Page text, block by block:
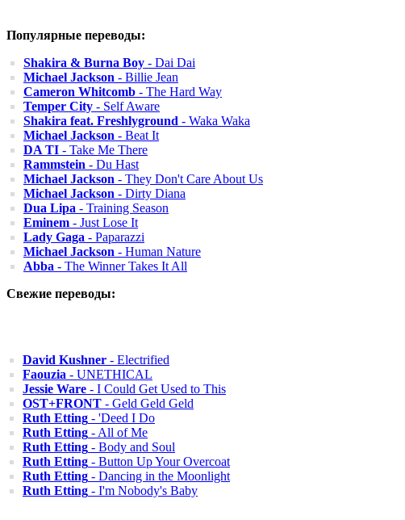
Популярные переводы:
Shakira & Burna Boy - Dai Dai
Michael Jackson - Billie Jean
Cameron Whitcomb - The Hard Way
Temper City - Self Aware
Shakira feat. Freshlyground - Waka Waka
Michael Jackson - Beat It
DA TI - Take Me There
Rammstein - Du Hast
Michael Jackson - They Don't Care About Us
Michael Jackson - Dirty Diana
Dua Lipa - Training Season
Eminem - Just Lose It
Lady Gaga - Paparazzi
Michael Jackson - Human Nature
Abba - The Winner Takes It All
Свежие переводы:
David Kushner - Electrified
Faouzia - UNETHICAL
Jessie Ware - I Could Get Used to This
OST+FRONT - Geld Geld Geld
Ruth Etting - 'Deed I Do
Ruth Etting - All of Me
Ruth Etting - Body and Soul
Ruth Etting - Button Up Your Overcoat
Ruth Etting - Dancing in the Moonlight
Ruth Etting - I'm Nobody's Baby